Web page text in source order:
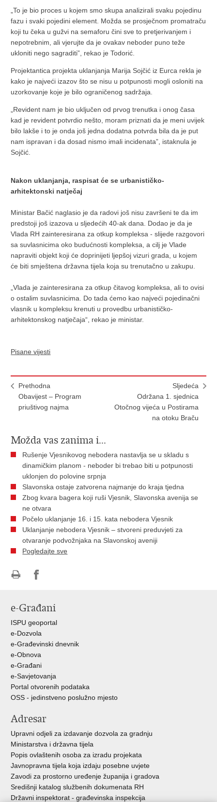
„To je bio proces u kojem smo skupa analizirali svaku pojedinu
fazu i svaki pojedini element. Možda se prosječnom promatraču
koji tu čeka u gužvi na semaforu čini sve to pretjerivanjem i
nepotrebnim, ali vjerujte da je ovakav neboder puno teže
ukloniti nego sagraditi”, rekao je Todorić.
Projektantica projekta uklanjanja Marija Sojčić iz Eurca rekla je
kako je najveći izazov što se nisu u potpunosti mogli osloniti na
uzorkovanje koje je bilo ograničenog sadržaja.
„Revident nam je bio uključen od prvog trenutka i onog časa
kad je revident potvrdio nešto, moram priznati da je meni uvijek
bilo lakše i to je onda još jedna dodatna potvrda bila da je put
nam ispravan i da dosad nismo imali incidenata”, istaknula je
Sojčić.
Nakon uklanjanja, raspisat će se urbanističko-
arhitektonski natječaj
Ministar Bačić naglasio je da radovi još nisu završeni te da im
predstoji još izazova u sljedećih 40-ak dana. Dodao je da je
Vlada RH zainteresirana za otkup kompleksa - slijede razgovori
sa suvlasnicima oko budućnosti kompleksa, a cilj je Vlade
napraviti objekt koji će doprinijeti ljepšoj vizuri grada, u kojem
će biti smještena državna tijela koja su trenutačno u zakupu.
„Vlada je zainteresirana za otkup čitavog kompleksa, ali to ovisi
o ostalim suvlasnicima. Do tada ćemo kao najveći pojedinačni
vlasnik u kompleksu krenuti u provedbu urbanističko-
arhitektonskog natječaja“, rekao je ministar.
Pisane vijesti
Prethodna
Obavijest – Program
priuštivog najma
Sljedeća
Održana 1. sjednica
Otočnog vijeća u Postirama
na otoku Braču
Možda vas zanima i...
Rušenje Vjesnikovog nebodera nastavlja se u skladu s
dinamičkim planom - neboder bi trebao biti u potpunosti
uklonjen do polovine srpnja
Slavonska ostaje zatvorena najmanje do kraja tjedna
Zbog kvara bagera koji ruši Vjesnik, Slavonska avenija se
ne otvara
Počelo uklanjanje 16. i 15. kata nebodera Vjesnik
Uklanjanje nebodera Vjesnik – stvoreni preduvjeti za
otvaranje podvožnjaka na Slavonskoj aveniji
Pogledajte sve
FacebookuTwitteru
e-Građani
ISPU geoportal
e-Dozvola
e-Građevinski dnevnik
e-Obnova
e-Građani
e-Savjetovanja
Portal otvorenih podataka
OSS - jedinstveno poslužno mjesto
Adresar
Upravni odjeli za izdavanje dozvola za gradnju
Ministarstva i državna tijela
Popis ovlaštenih osoba za izradu projekata
Javnopravna tijela koja izdaju posebne uvjete
Zavodi za prostorno uređenje županija i gradova
Središnji katalog službenih dokumenata RH
Državni inspektorat - građevinska inspekcija